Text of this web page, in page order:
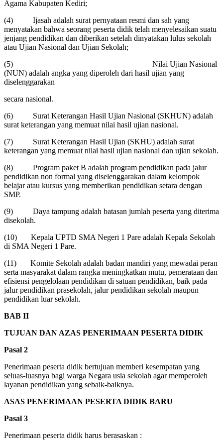
Agama Kabupaten Kediri;
(4) Ijasah adalah surat pernyataan resmi dan sah yang
menyatakan bahwa seorang peserta didik telah menyelesaikan suatu
jenjang pendidikan dan diberikan setelah dinyatakan lulus sekolah
atau Ujian Nasional dan Ujian Sekolah;
(5) Nilai Ujian Nasional
(NUN) adalah angka yang diperoleh dari hasil ujian yang
diselenggarakan
secara nasional.
(6) Surat Keterangan Hasil Ujian Nasional (SKHUN) adalah
surat keterangan yang memuat nilai hasil ujian nasional.
(7) Surat Keterangan Hasil Ujian (SKHU) adalah surat
keterangan yang memuat nilai hasil ujian nasional dan ujian sekolah.
(8) Program paket B adalah program pendidikan pada jalur
pendidikan non formal yang diselenggarakan dalam kelompok
belajar atau kursus yang memberikan pendidikan setara dengan
SMP.
(9) Daya tampung adalah batasan jumlah peserta yang diterima
disekolah.
(10) Kepala UPTD SMA Negeri 1 Pare adalah Kepala Sekolah
di SMA Negeri 1 Pare.
(11) Komite Sekolah adalah badan mandiri yang mewadai peran
serta masyarakat dalam rangka meningkatkan mutu, pemerataan dan
efisiensi pengelolaan pendidikan di satuan pendidikan, baik pada
jalur pendidikan prasekolah, jalur pendidikan sekolah maupun
pendidikan luar sekolah.
BAB II
TUJUAN DAN AZAS PENERIMAAN PESERTA DIDIK
Pasal 2
Penerimaan peserta didik bertujuan memberi kesempatan yang
seluas-luasnya bagi warga Negara usia sekolah agar memperoleh
layanan pendidikan yang sebaik-baiknya.
ASAS PENERIMAAN PESERTA DIDIK BARU
Pasal 3
Penerimaan peserta didik harus berasaskan :